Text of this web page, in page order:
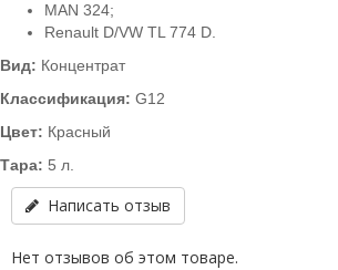
MAN 324;
Renault D/VW TL 774 D.
Вид: Концентрат
Классификация: G12
Цвет: Красный
Тара: 5 л.
Написать отзыв
Нет отзывов об этом товаре.